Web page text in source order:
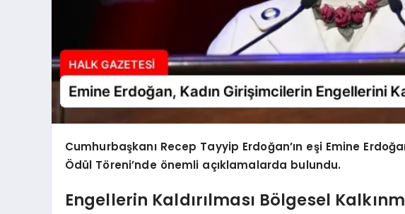
Cumhurbaşkanı Recep Tayyip Erdoğan’ın eşi Emine
Ödül Töreni’nde önemli açıklamalarda bulundu.
Engellerin Kaldırılması Bölgesel